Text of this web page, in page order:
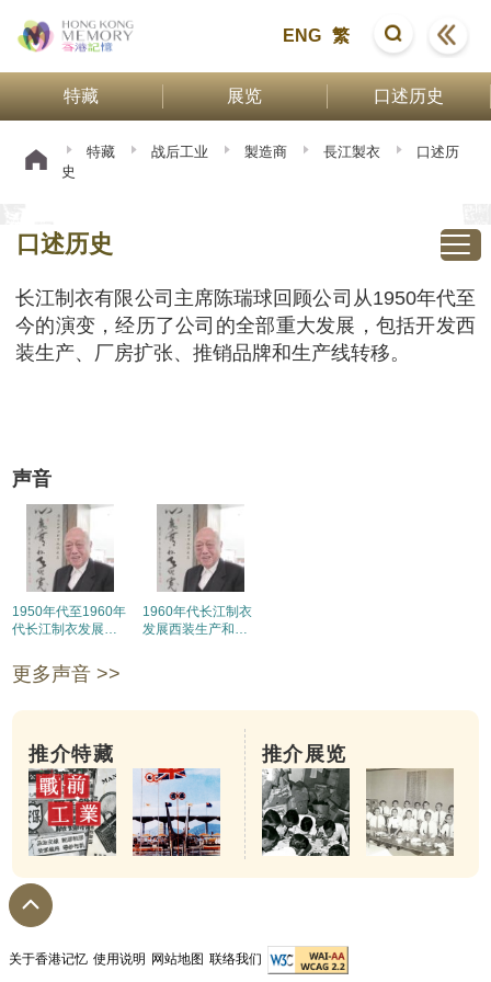
ENG 繁
特藏 展览 口述历史
特藏 战后工业 製造商 長江製衣
口述历
史
口述历史
长江制衣有限公司主席陈瑞球回顾公司从1950年代至
今的演变，经历了公司的全部重大发展，包括开发西
装生产、厂房扩张、推销品牌和生产线转移。
声音
1950年代至1960年
代长江制衣发展概
产品、市场
1960年代长江制衣
发展西装生产和开
更多声音 >>
推介特藏 推介展览
关于香港记忆 使用说明 网站地图 联络我们